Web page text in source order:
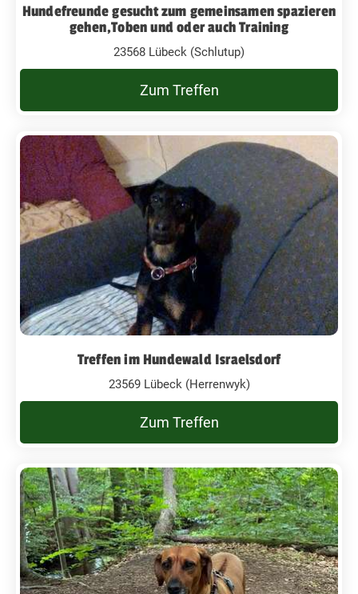
Hundefreunde gesucht zum gemeinsamen spazieren
gehen,Toben und oder auch Training
23568 Lübeck (Schlutup)
Zum Treffen
Treffen im Hundewald Israelsdorf
23569 Lübeck (Herrenwyk)
Zum Treffen